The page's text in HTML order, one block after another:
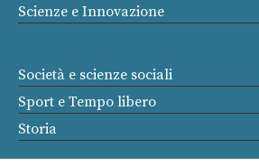
Scienze e Innovazione
Società e scienze sociali
Sport e Tempo libero
Storia